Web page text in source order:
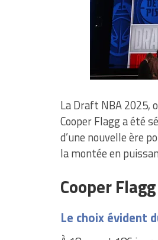
La Draft NBA 2025,
Cooper Flagg a été
d’une nouvelle ère
la montée en
Cooper
Le choix évident